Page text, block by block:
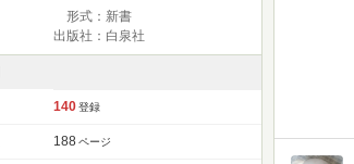
形式：新書
出版社：白泉社
140 登録
188 ページ